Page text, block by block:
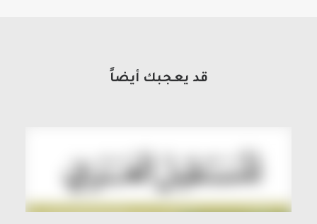
قد يعجبك أيضاً